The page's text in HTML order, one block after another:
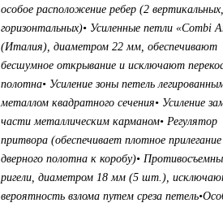
особое расположение ребер (2
горизонтальных)• Усиленные петли «Combi
(Италия), диаметром 22 мм, обеспечивают
бесшумное открывание и исключают
полотна• Усиление зоны петель
металлом квадратного сечения• Усиление
части металлическим карманом• Регулятор
притвора (обеспечивает плотное прилегание
дверного полотна к коробу)•
ригели, диаметром 18 мм (5 шт.),
вероятность взлома путем среза петель